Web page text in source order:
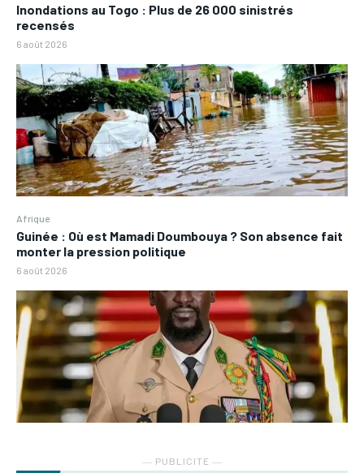
Inondations au Togo : Plus de 26 000 sinistrés
recensés
6 août 2026
Afrique
Guinée : Où est Mamadi Doumbouya ? Son absence fait
monter la pression politique
6 août 2026
― PUBLICITE ―